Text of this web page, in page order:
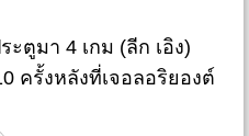
ตูมา 4 เกม (ลีก เอิง)
ครั้งหลังที่เจอลอริยองต์